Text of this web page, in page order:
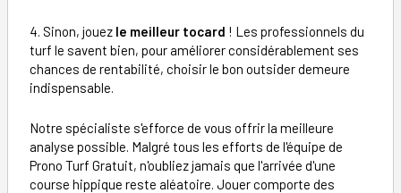
4. Sinon, jouez le meilleur tocard ! Les professionnels du
turf le savent bien, pour améliorer considérablement ses
chances de rentabilité, choisir le bon outsider demeure
indispensable.
Notre spécialiste s'efforce de vous offrir la meilleure
analyse possible. Malgré tous les efforts de l'équipe de
Prono Turf Gratuit, n'oubliez jamais que l'arrivée d'une
course hippique reste aléatoire. Jouer comporte des